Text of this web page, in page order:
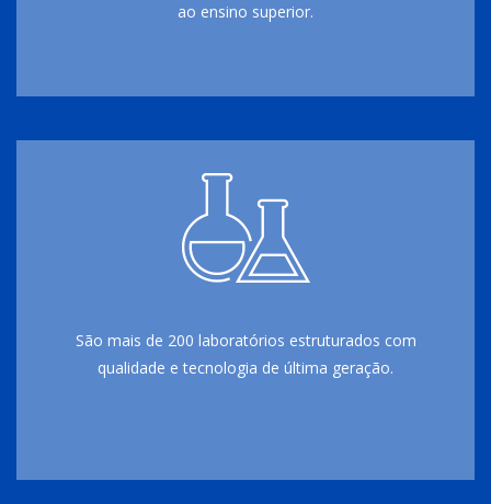
ao ensino superior.
São mais de 200 laboratórios estruturados com
qualidade e tecnologia de última geração.